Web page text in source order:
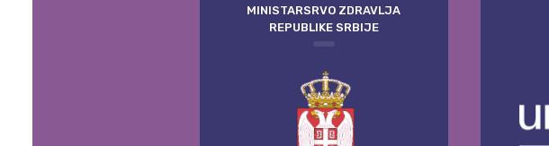
MINISTARSRVO ZDRAVLJA
REPUBLIKE SRBIJE